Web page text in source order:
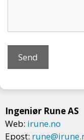
Ingeniør Rune AS
Web: irune.no
Epost: